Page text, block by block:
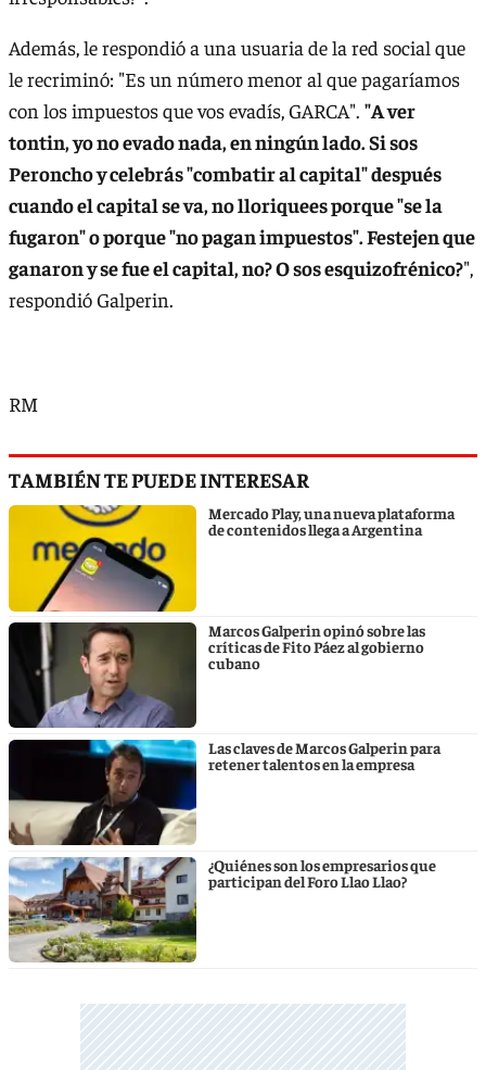
Además, le respondió a una usuaria de la red social que
le recriminó: "Es un número menor al que pagaríamos
con los impuestos que vos evadís, GARCA". "A ver
tontin, yo no evado nada, en ningún lado. Si sos
Peroncho y celebrás "combatir al capital" después
cuando el capital se va, no lloriquees porque "se la
fugaron" o porque "no pagan impuestos". Festejen que
ganaron y se fue el capital, no? O sos esquizofrénico?",
respondió Galperin.
RM
TAMBIÉN TE PUEDE INTERESAR
Mercado Play, una nueva plataforma
de contenidos llega a Argentina
Marcos Galperin opinó sobre las
críticas de Fito Páez al gobierno
cubano
Las claves de Marcos Galperin para
retener talentos en la empresa
¿Quiénes son los empresarios que
participan del Foro Llao Llao?